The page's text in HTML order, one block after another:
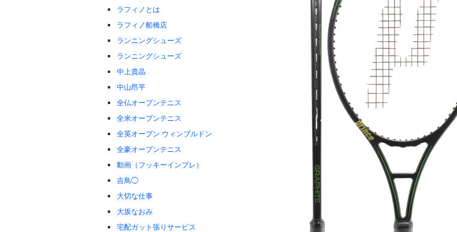
ラフィノとは
ラフィノ船橋店
ランニングシューズ
ランニングシューズ
中上貴晶
中山昂平
全仏オープンテニス
全米オープンテニス
全英オープン ウィンブルドン
全豪オープンテニス
動画（フッキーインプレ）
吉鳥◯
大切な仕事
大坂なおみ
宅配ガット張りサービス